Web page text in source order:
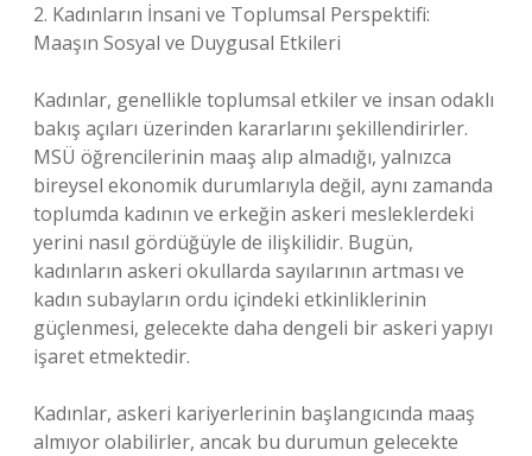
2. Kadınların İnsani ve Toplumsal Perspektifi:
Maaşın Sosyal ve Duygusal Etkileri
Kadınlar, genellikle toplumsal etkiler ve insan odaklı
bakış açıları üzerinden kararlarını şekillendirirler.
MSÜ öğrencilerinin maaş alıp almadığı, yalnızca
bireysel ekonomik durumlarıyla değil, aynı zamanda
toplumda kadının ve erkeğin askeri mesleklerdeki
yerini nasıl gördüğüyle de ilişkilidir. Bugün,
kadınların askeri okullarda sayılarının artması ve
kadın subayların ordu içindeki etkinliklerinin
güçlenmesi, gelecekte daha dengeli bir askeri yapıyı
işaret etmektedir.
Kadınlar, askeri kariyerlerinin başlangıcında maaş
almıyor olabilirler, ancak bu durumun gelecekte